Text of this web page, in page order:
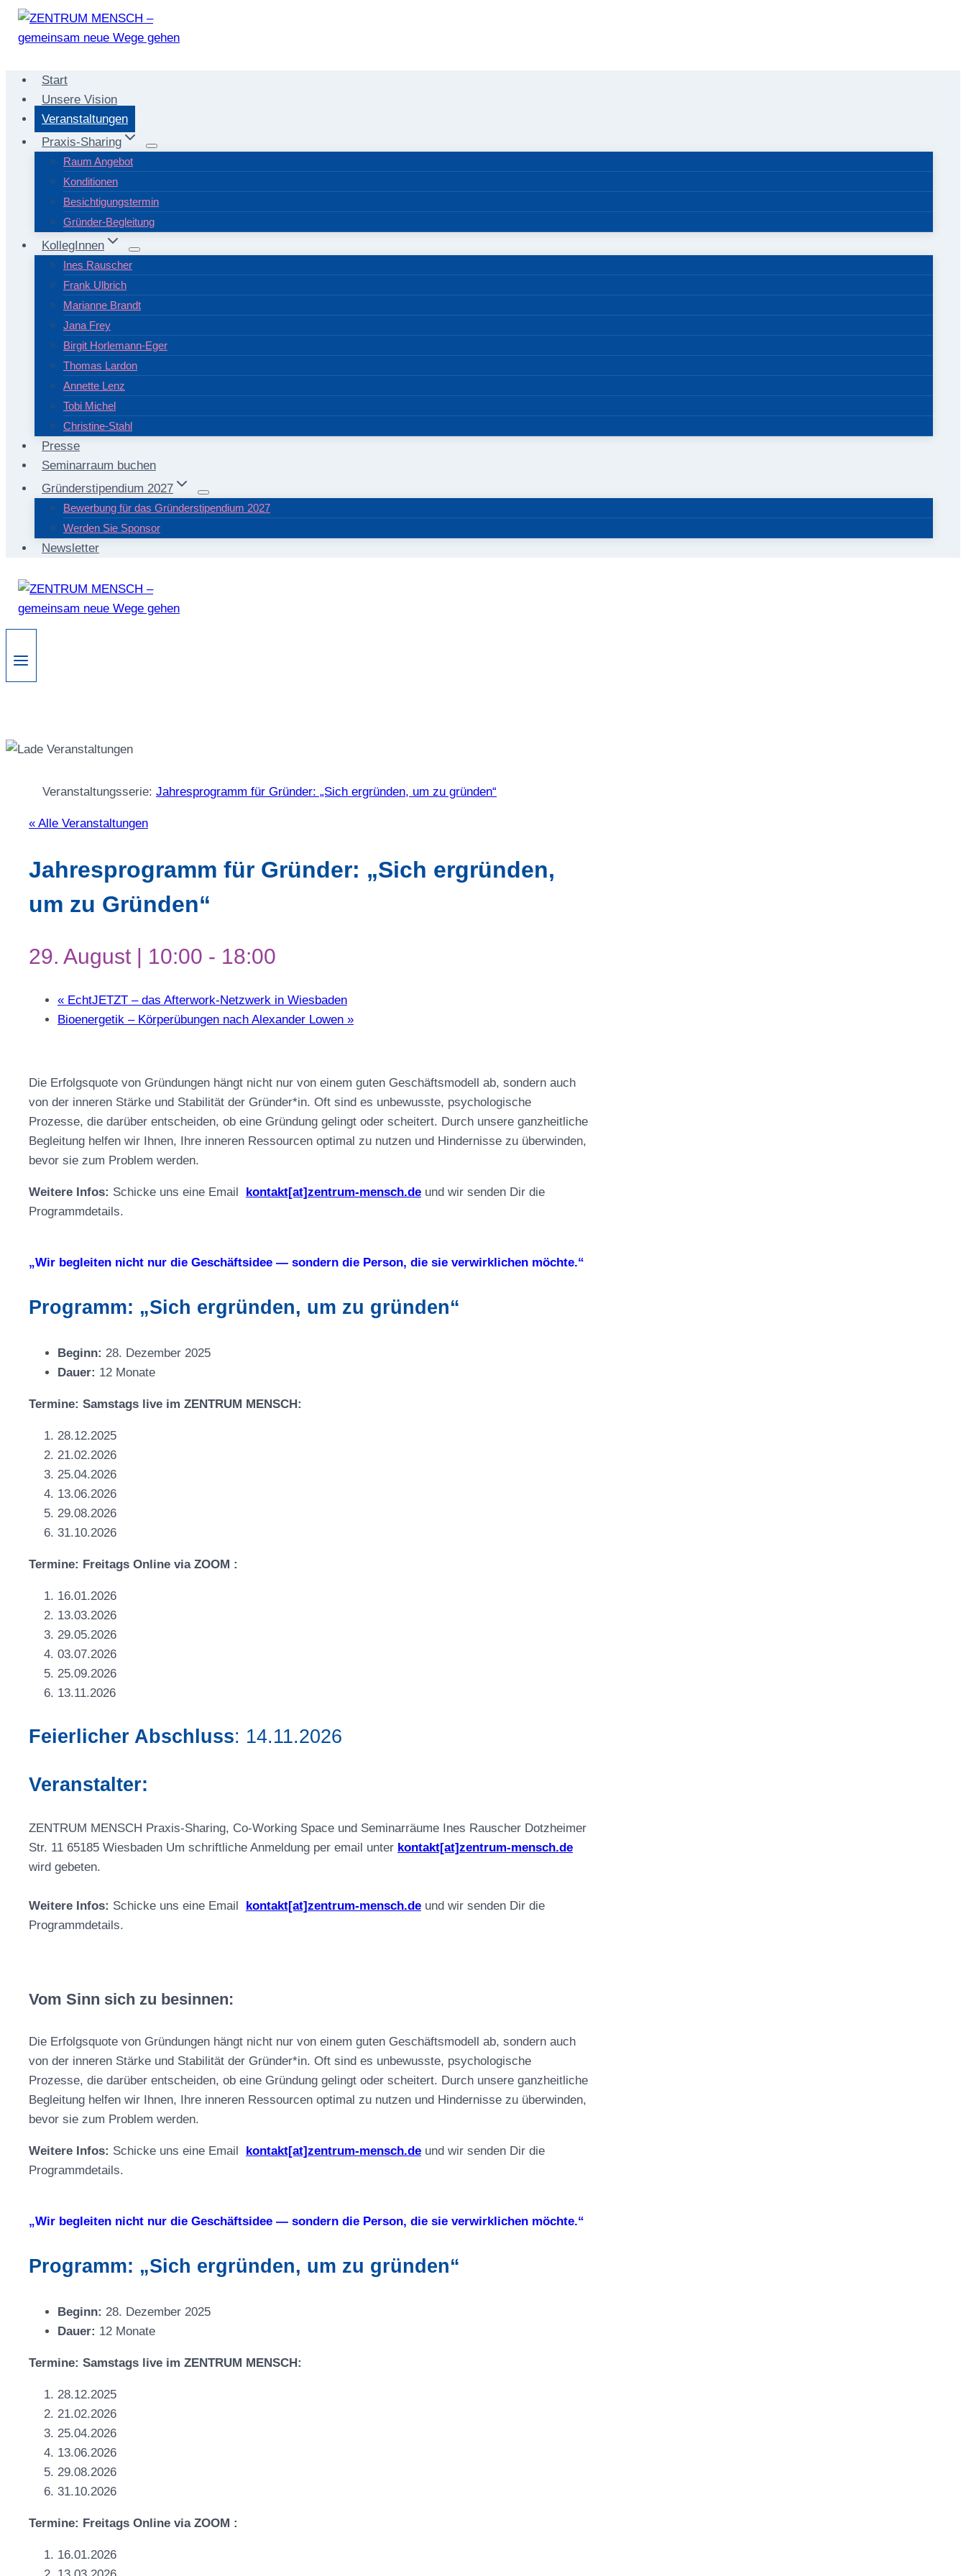
Zum
Inhalt
Start
Unsere Vision
Veranstaltungen
Praxis-Sharing
Raum Angebot
Konditionen
Besichtigungstermin
Gründer-Begleitung
KollegInnen
Ines Rauscher
Frank Ulbrich
Marianne Brandt
Jana Frey
Birgit Horlemann-Eger
Thomas Lardon
Annette Lenz
Tobi Michel
Christine-Stahl
Presse
Seminarraum buchen
Gründerstipendium 2027
Bewerbung für das Gründerstipendium 2027
Werden Sie Sponsor
Newsletter
Veranstaltungsserie: Jahresprogramm für Gründer: „Sich ergründen, um zu gründen“
« Alle Veranstaltungen
Jahresprogramm für Gründer: „Sich ergründen,
um zu Gründen“
29. August | 10:00 - 18:00
« EchtJETZT – das Afterwork-Netzwerk in Wiesbaden
Bioenergetik – Körperübungen nach Alexander Lowen »
Die Erfolgsquote von Gründungen hängt nicht nur von einem guten Geschäftsmodell ab, sondern auch
von der inneren Stärke und Stabilität der Gründer*in. Oft sind es unbewusste, psychologische
Prozesse, die darüber entscheiden, ob eine Gründung gelingt oder scheitert. Durch unsere ganzheitliche
Begleitung helfen wir Ihnen, Ihre inneren Ressourcen optimal zu nutzen und Hindernisse zu überwinden,
bevor sie zum Problem werden.
Weitere Infos: Schicke uns eine Email kontakt[at]zentrum-mensch.de und wir senden Dir die
Programmdetails.
„Wir begleiten nicht nur die Geschäftsidee — sondern die Person, die sie verwirklichen möchte.“
Programm: „Sich ergründen, um zu gründen“
Beginn: 28. Dezember 2025
Dauer: 12 Monate
Termine: Samstags live im ZENTRUM MENSCH:
28.12.2025
21.02.2026
25.04.2026
13.06.2026
29.08.2026
31.10.2026
Termine: Freitags Online via ZOOM :
16.01.2026
13.03.2026
29.05.2026
03.07.2026
25.09.2026
13.11.2026
Feierlicher Abschluss: 14.11.2026
Veranstalter:
ZENTRUM MENSCH Praxis-Sharing, Co-Working Space und Seminarräume Ines Rauscher Dotzheimer
Str. 11 65185 Wiesbaden Um schriftliche Anmeldung per email unter kontakt[at]zentrum-mensch.de
wird gebeten.
Weitere Infos: Schicke uns eine Email kontakt[at]zentrum-mensch.de und wir senden Dir die
Programmdetails.
Vom Sinn sich zu besinnen:
Die Erfolgsquote von Gründungen hängt nicht nur von einem guten Geschäftsmodell ab, sondern auch
von der inneren Stärke und Stabilität der Gründer*in. Oft sind es unbewusste, psychologische
Prozesse, die darüber entscheiden, ob eine Gründung gelingt oder scheitert. Durch unsere ganzheitliche
Begleitung helfen wir Ihnen, Ihre inneren Ressourcen optimal zu nutzen und Hindernisse zu überwinden,
bevor sie zum Problem werden.
Weitere Infos: Schicke uns eine Email kontakt[at]zentrum-mensch.de und wir senden Dir die
Programmdetails.
„Wir begleiten nicht nur die Geschäftsidee — sondern die Person, die sie verwirklichen möchte.“
Programm: „Sich ergründen, um zu gründen“
Beginn: 28. Dezember 2025
Dauer: 12 Monate
Termine: Samstags live im ZENTRUM MENSCH:
28.12.2025
21.02.2026
25.04.2026
13.06.2026
29.08.2026
31.10.2026
Termine: Freitags Online via ZOOM :
16.01.2026